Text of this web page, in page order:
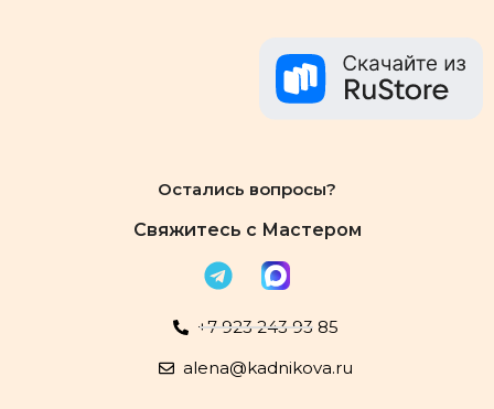
Остались вопросы?
Свяжитесь с Мастером
+7 923 243 93 85
alena@kadnikova.ru